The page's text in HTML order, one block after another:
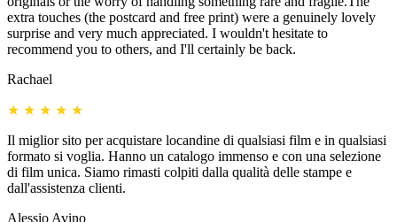
extra touches (the postcard and free print) were a genuinely lovely
surprise and very much appreciated. I wouldn't hesitate to
recommend you to others, and I'll certainly be back.
Rachael
★ ★ ★ ★ ★
Il miglior sito per acquistare locandine di qualsiasi film e in qualsiasi
formato si voglia. Hanno un catalogo immenso e con una selezione
di film unica. Siamo rimasti colpiti dalla qualità delle stampe e
dall'assistenza clienti.
Alessio Avino